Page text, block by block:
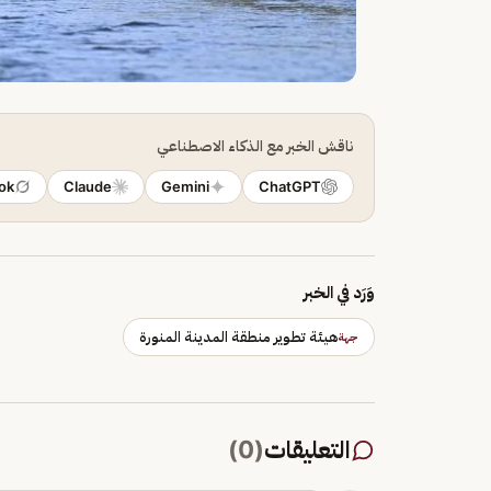
ناقش الخبر مع الذكاء الاصطناعي
ChatGPT
Gemini
Claude
وَرَد في الخبر
جهةهيئة تطوير منطقة المدينة المنورة
التعليقات(
0
)